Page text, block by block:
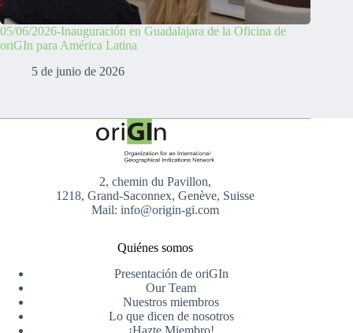
05/06/2026-Inauguración en Guadalajara de la Oficina de
oriGIn para América Latina
5 de junio de 2026
2, chemin du Pavillon,
1218, Grand-Saconnex, Genève, Suisse
Mail: info@origin-gi.com
Quiénes somos
Presentación de oriGIn
Our Team
Nuestros miembros
Lo que dicen de nosotros
¡Hazte Miembro!